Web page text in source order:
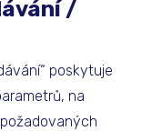
/
poskytuje
na